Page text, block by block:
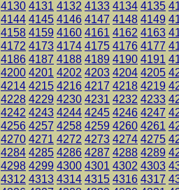
4130 4131 4132 4133 4134 4135
4144 4145 4146 4147 4148 4149
4158 4159 4160 4161 4162 4163
4172 4173 4174 4175 4176 4177
4186 4187 4188 4189 4190 4191
4200 4201 4202 4203 4204 4205
4214 4215 4216 4217 4218 4219
4228 4229 4230 4231 4232 4233
4242 4243 4244 4245 4246 4247
4256 4257 4258 4259 4260 4261
4270 4271 4272 4273 4274 4275
4284 4285 4286 4287 4288 4289
4298 4299 4300 4301 4302 4303
4312 4313 4314 4315 4316 4317